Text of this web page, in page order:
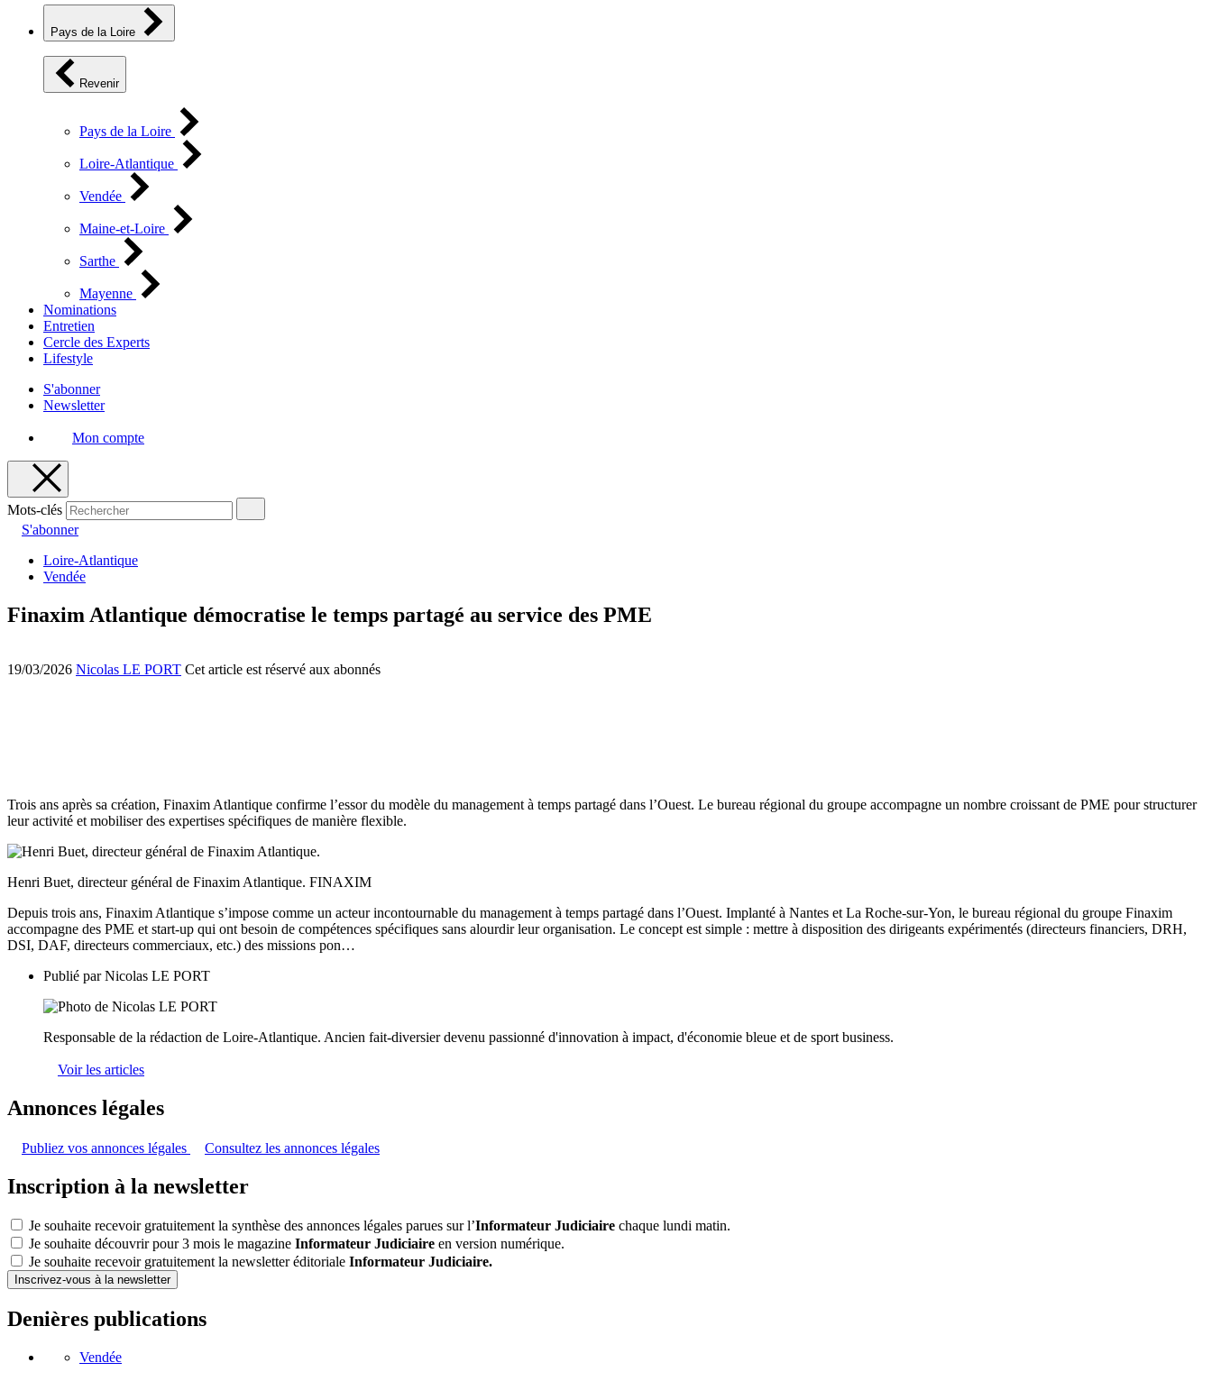
Pays de la Loire
Revenir
Pays de la Loire
Loire-Atlantique
Vendée
Maine-et-Loire
Sarthe
Mayenne
Nominations
Entretien
Cercle des Experts
Lifestyle
S'abonner
Newsletter
Mon compte
Mots-clés
S'abonner
Loire-Atlantique
Vendée
Finaxim Atlantique démocratise le temps partagé au service des PME
19/03/2026 Nicolas LE PORT Cet article est réservé aux abonnés
Trois ans après sa création, Finaxim Atlantique confirme l’essor du modèle du management à temps partagé dans l’Ouest. Le bureau régional du groupe accompagne un nombre croissant de PME pour structurer
leur activité et mobiliser des expertises spécifiques de manière flexible.
Henri Buet, directeur général de Finaxim Atlantique. FINAXIM
Depuis trois ans, Finaxim Atlantique s’impose comme un acteur incontournable du management à temps partagé dans l’Ouest. Implanté à Nantes et La Roche-sur-Yon, le bureau régional du groupe Finaxim
accompagne des PME et start-up qui ont besoin de compétences spécifiques sans alourdir leur organisation. Le concept est simple : mettre à disposition des dirigeants expérimentés (directeurs financiers, DRH,
DSI, DAF, directeurs commerciaux, etc.) des missions pon…
Publié parNicolas LE PORT
Responsable de la rédaction de Loire-Atlantique. Ancien fait-diversier devenu passionné d'innovation à impact, d'économie bleue et de sport business.
Voir les articles
Annonces légales
Publiez vos annonces légales Consultez les annonces légales
Inscription à la newsletter
Je souhaite recevoir gratuitement la synthèse des annonces légales parues sur l’Informateur Judiciaire chaque lundi matin.
Je souhaite découvrir pour 3 mois le magazine Informateur Judiciaire en version numérique.
Je souhaite recevoir gratuitement la newsletter éditoriale Informateur Judiciaire.
Inscrivez-vous à la newsletter
Denières publications
Vendée